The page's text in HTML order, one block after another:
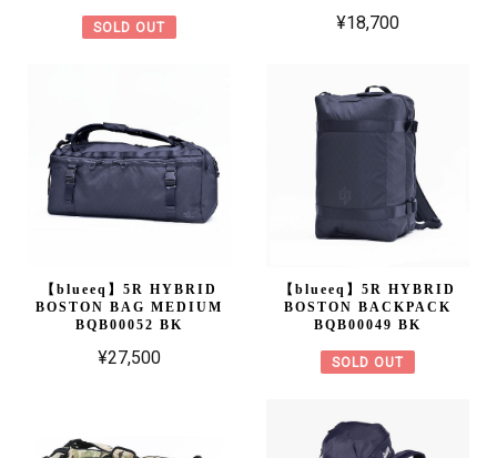
SOLD OUT ¥18,700
【blueeq】5R HYBRID
BOSTON BAG MEDIUM
BQB00052 BK
¥27,500
【blueeq】5R HYBRID
BOSTON BACKPACK
BQB00049 BK
SOLD OUT